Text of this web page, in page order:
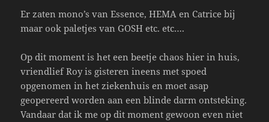
Er zaten mono’s van Essence, HEMA en Catrice bij
maar ook paletjes van GOSH etc. etc….
Op dit moment is het een beetje chaos hier in huis,
vriendlief Roy is gisteren ineens met spoed
opgenomen in het ziekenhuis en moet asap
geopereerd worden aan een blinde darm ontsteking.
Vandaar dat ik me op dit moment gewoon even niet